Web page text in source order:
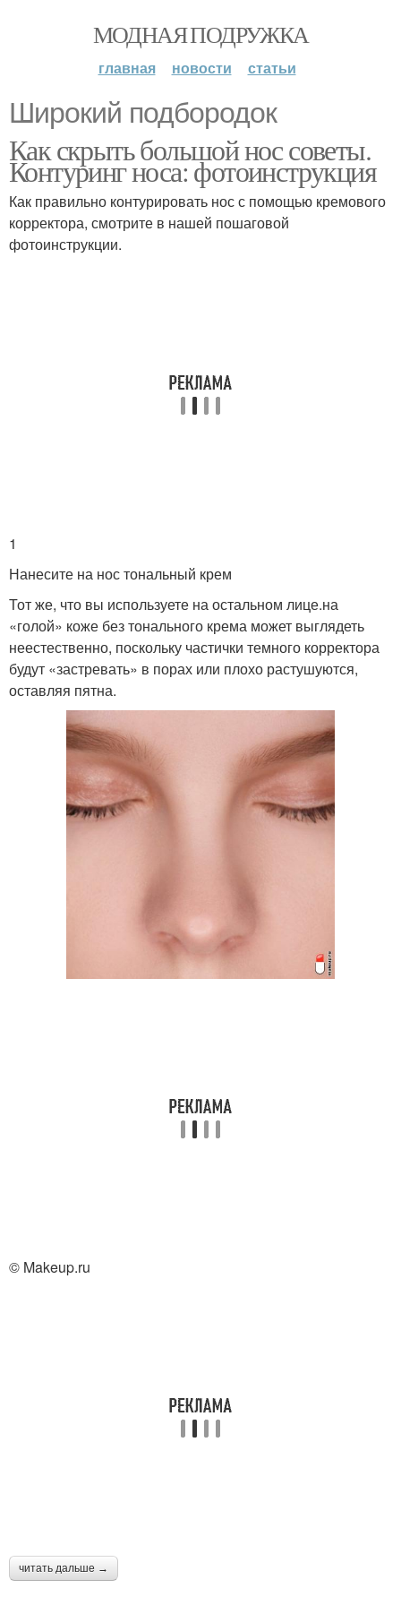
МОДНАЯ ПОДРУЖКА
главная новости статьи
Широкий подбородок
Как скрыть большой нос советы.
Контуринг носа: фотоинструкция
Как правильно контурировать нос с помощью кремового
корректора, смотрите в нашей пошаговой
фотоинструкции.
1
Нанесите на нос тональный крем
Тот же, что вы используете на остальном лице.на
«голой» коже без тонального крема может выглядеть
неестественно, поскольку частички темного корректора
будут «застревать» в порах или плохо растушуются,
оставляя пятна.
© Makeup.ru
читать дальше →